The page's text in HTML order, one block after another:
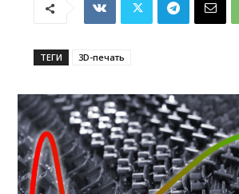
ТЕГИ 3D-печать